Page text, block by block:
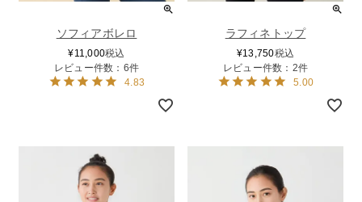
ソフィアボレロ
¥11,000税込
レビュー件数：6件
4.83
ラフィネトップ
¥13,750税込
レビュー件数：2件
5.00